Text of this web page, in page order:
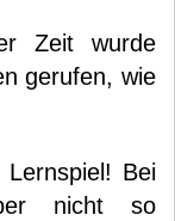
Zeit wurde
gerufen, wie
Bei
nicht so